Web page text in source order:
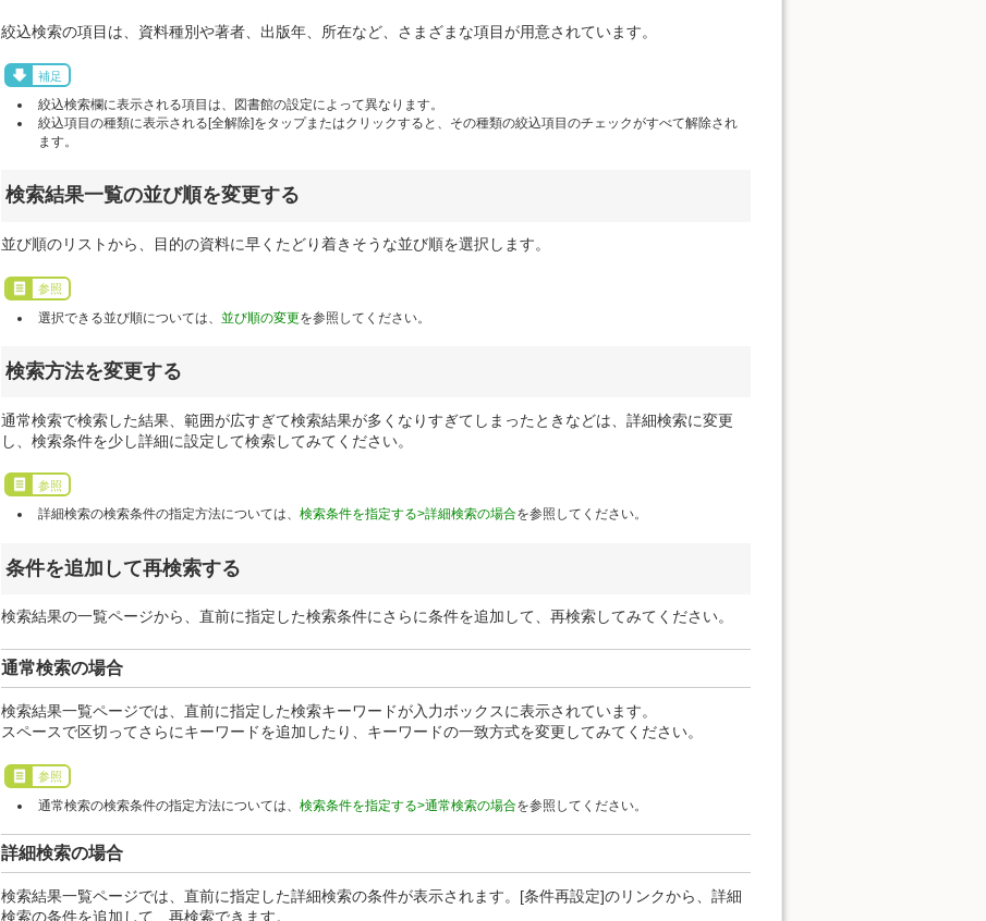
絞込検索の項目は、資料種別や著者、出版年、所在など、さまざまな項目が用意されています。
補足
絞込検索欄に表示される項目は、図書館の設定によって異なります。
絞込項目の種類に表示される[全解除]をタップまたはクリックすると、その種類の絞込項目のチェックがすべて解除され
ます。
検索結果一覧の並び順を変更する
並び順のリストから、目的の資料に早くたどり着きそうな並び順を選択します。
参照
選択できる並び順については、並び順の変更を参照してください。
検索方法を変更する
通常検索で検索した結果、範囲が広すぎて検索結果が多くなりすぎてしまったときなどは、詳細検索に変更
し、検索条件を少し詳細に設定して検索してみてください。
参照
詳細検索の検索条件の指定方法については、検索条件を指定する>詳細検索の場合を参照してください。
条件を追加して再検索する
検索結果の一覧ページから、直前に指定した検索条件にさらに条件を追加して、再検索してみてください。
通常検索の場合
検索結果一覧ページでは、直前に指定した検索キーワードが入力ボックスに表示されています。
スペースで区切ってさらにキーワードを追加したり、キーワードの一致方式を変更してみてください。
参照
通常検索の検索条件の指定方法については、検索条件を指定する>通常検索の場合を参照してください。
詳細検索の場合
検索結果一覧ページでは、直前に指定した詳細検索の条件が表示されます。[条件再設定]のリンクから、詳細
検索の条件を追加して、再検索できます。